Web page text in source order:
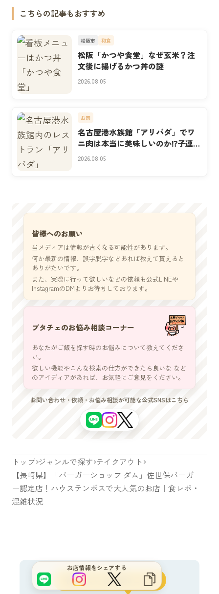
こちらの記事もおすすめ
松阪市 和食
松阪「かつや食堂」なぜ玄米？注
文後に揚げるかつ丼の謎
2026.08.05
お肉
名古屋港水族館「アリバダ」でワ
ニ肉は本当に美味しいのか⁉子連れ
実食
2026.08.05
皆様へのお願い
当メディアは情報が古くなる可能性があります。
何か最新の情報、誤字脱字などあれば教えて貰えると
ありがたいです。
また、実際に行って欲しいなどの依頼も公式LINEや
InstagramのDMよりお待ちしております。
ブタチェのお悩み相談コーナー
あなたがご飯を探す時のお悩みについて教えてくださ
い。
欲しい機能やこんな検索の仕方ができたら良いな など
のアイディアがあれば、お気軽にご意見をください。
お問い合わせ・依頼・お悩み相談が可能な公式SNSはこちら
トップ ジャンルで探す テイクアウト
【長崎県】「バーガーショップ ダム」佐世保バーガ
ー認定店！ハウステンボスで大人気のお店｜食レポ・
混雑状況
今読んでいる記事はこれ！
お店情報をシェアする